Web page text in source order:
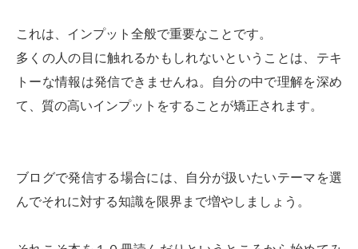
これは、インプット全般で重要なことです。
多くの人の目に触れるかもしれないということは、テキ
トーな情報は発信できませんね。自分の中で理解を深め
て、質の高いインプットをすることが矯正されます。
ブログで発信する場合には、自分が扱いたいテーマを選
んでそれに対する知識を限界まで増やしましょう。